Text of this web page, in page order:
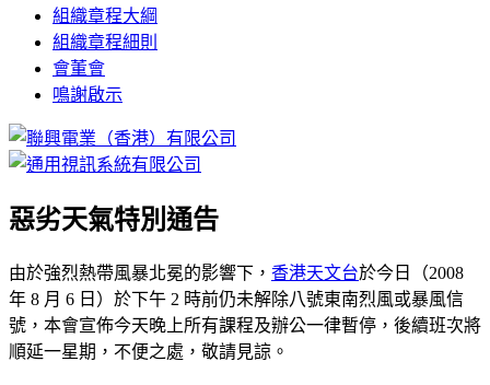
組織章程大綱
組織章程細則
會董會
鳴謝啟示
惡劣天氣特別通告
由於強烈熱帶風暴北冕的影響下， 香港天文台於今日（2008
年 8 月 6 日）於下午 2 時前仍未解除八號東南烈風或暴風信
號，本會宣佈今天晚上所有課程及辦公一律暫停，後續班次將
順延一星期，不便之處，敬請見諒。